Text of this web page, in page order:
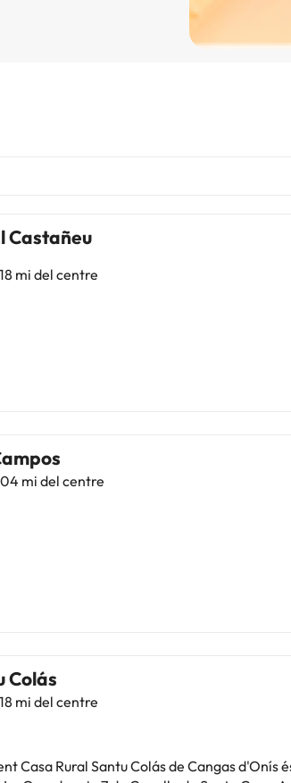
Castañeu
mi del centre
mi del centre
Colás
mi del centre
minuts